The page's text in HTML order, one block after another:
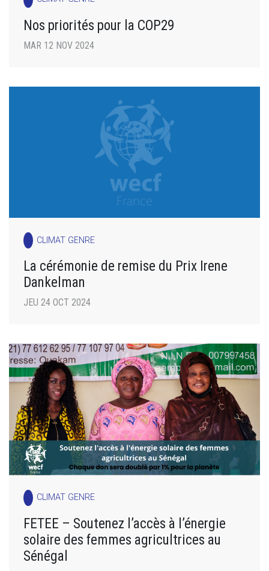
Nos priorités pour la COP29
MAR 12 NOV 2024
CLIMAT GENRE
La cérémonie de remise du Prix Irene
Dankelman
JEU 24 OCT 2024
CLIMAT GENRE
FETEE – Soutenez l’accès à l’énergie
solaire des femmes agricultrices au
Sénégal